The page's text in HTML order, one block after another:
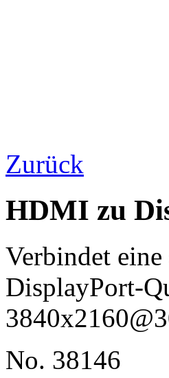
Zurück
HDMI zu
Verbindet
DisplayPort-
No. 38146